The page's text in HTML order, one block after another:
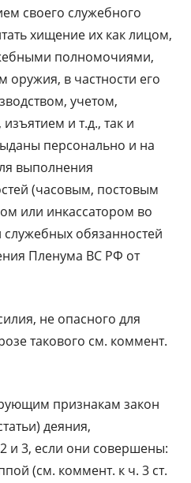
своего служебного
хищение их как лицом,
полномочиями,
оружия, в частности его
учетом,
и т.д., так и
персонально и на
выполнения
(часовым, постовым
или инкассатором во
обязанностей
Пленума ВС РФ от
не опасного для
такового см. коммент.
признакам закон
деяния,
и 3, если они совершены:
(см. коммент. к ч. 3 ст.